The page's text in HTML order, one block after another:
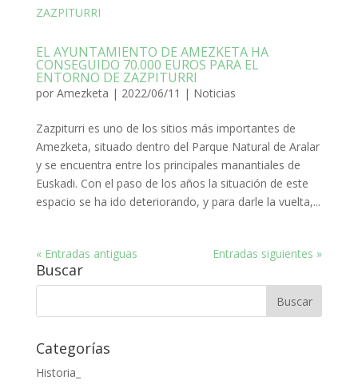
EL AYUNTAMIENTO DE AMEZKETA HA
CONSEGUIDO 70.000 EUROS PARA EL
ENTORNO DE ZAZPITURRI
por Amezketa | 2022/06/11 | Noticias
Zazpiturri es uno de los sitios más importantes de
Amezketa, situado dentro del Parque Natural de Aralar
y se encuentra entre los principales manantiales de
Euskadi. Con el paso de los años la situación de este
espacio se ha ido deteriorando, y para darle la vuelta,...
« Entradas antiguas Entradas siguientes »
Buscar
Categorías
Historia_